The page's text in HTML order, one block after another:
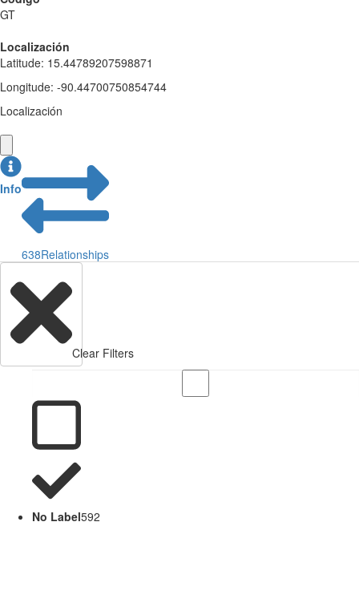
GT
Localización
Latitude: 15.44789207598871
Longitude: -90.44700750854744
Localización
Info
638Relationships
Clear Filters
No Label592